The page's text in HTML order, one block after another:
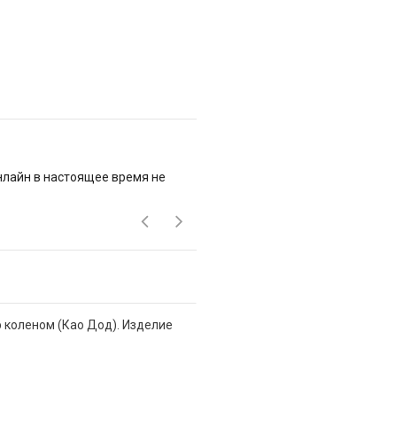
в настоящее время не
коленом (Као Дод). Изделие